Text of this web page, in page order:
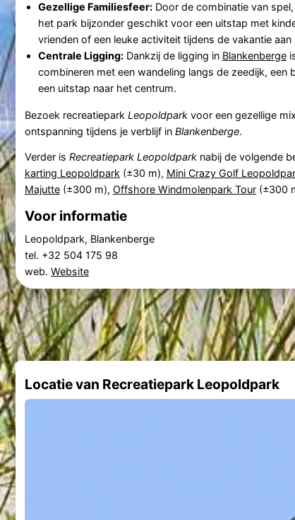
Gezellige Familiesfeer:Door de combinatie van
het park bijzonder geschikt voor een uitstap met
vrienden of een leuke activiteit tijdens de vakantie aan
Centrale Ligging:Dankzij de ligging in Blankenberge
combineren met een wandeling langs de zeedijk, een
een uitstap naar het centrum.
Bezoek recreatiepark Leopoldparkvoor een gezellige
ontspanning tijdens je verblijf in Blankenberge.
Verder is Recreatiepark Leopoldparknabij de volgende
karting Leopoldpark (±30 m), Mini Crazy Golf
Majutte(±300 m), Offshore Windmolenpark Tour(±300
Voor informatie
Leopoldpark, Blankenberge
tel. +32 504 175 98
web. Website
Locatie van Recreatiepark Leopoldpark